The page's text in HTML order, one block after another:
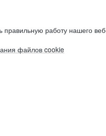
работу нашего
файлов cookie